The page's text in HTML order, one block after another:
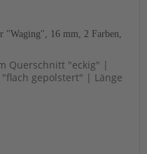
"Waging", 16 mm, 2 Farben,
Querschnitt "eckig" |
gepolstert" | Länge